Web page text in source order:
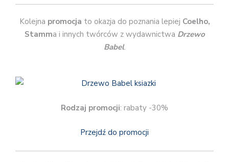
Kolejna promocja to okazja do poznania lepiej Coelho,
Stamma i innych twórców z wydawnictwa Drzewo
Babel.
Rodzaj promocji: rabaty -30%
Przejdź do promocji